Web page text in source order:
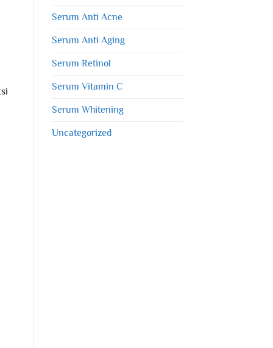
Serum Anti Acne
Serum Anti Aging
Serum Retinol
Serum Vitamin C
Serum Whitening
Uncategorized